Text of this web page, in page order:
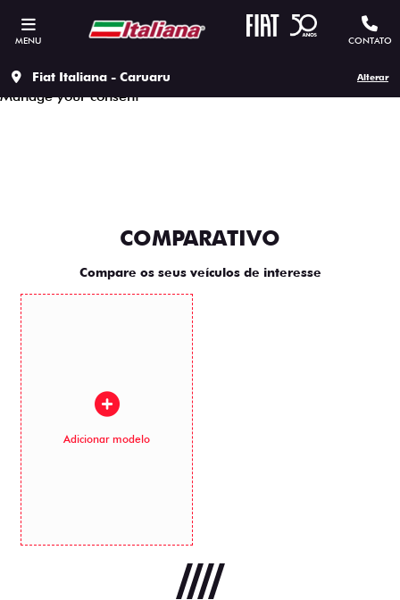
This site uses cookies to ensure that you get the best
experience on our site, to protect your personal data we
Accept all cookiesContinue to use the essential cookies
Manage your consent
MENU CONTATO
Fiat Italiana - Caruaru Alterar
COMPARATIVO
Compare os seus veículos de interesse
Adicionar modelo